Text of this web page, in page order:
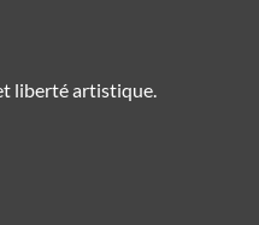
liberté artistique.